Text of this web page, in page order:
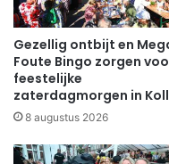
Gezellig ontbijt en
Foute Bingo zorgen
feestelijke
zaterdagmorgen in
8 augustus 2026